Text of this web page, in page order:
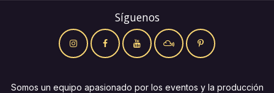
Síguenos
Somos un equipo apasionado por los eventos y la producción